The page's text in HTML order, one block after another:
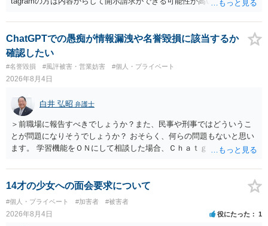
いでしょう。７月中にアカウントが削除されている場合、今から進め
ても失敗する可能性が高いように思われます。 相手を特定できた場
合、相手に全ての弁護士費用を負担させることは可能でしょうか？ →
訴訟外の交渉で相手方が認めれば負担させることができるでしょう。
訴訟で判決となった場合は、実際の弁護士費用が認められる場合と認
められない場合があり何ともいえないところでしょう。
ChatGPTでの愚痴が情報漏洩や名誉毀損に該当するか
確認したい
#名誉毀損 #風評被害・営業妨害 #個人・プライベート
2026年8月4日
白井 弘昭 弁護士
＞前職場に報告すべきでしょうか？また、民事や刑事ではどういうこ
とが問題になりそうでしょうか？ おそらく、何らの問題もないと思い
ます。 学習機能をＯＮにして相談した場合、Ｃｈａｔｇｐｔがｏｐｅ
する可能性がありますが、個人名や会社名を特定していない限り、一
般論として抽象化されて回答に織り込まれる可能性が生じるにすぎま
せんので、その情報自体が、秘密情報に当たるとは思えませんし、名
誉棄損として、個人や会社に対する誹謗中傷の不特定多数への公開に
当たるとも思われません。 もちろん、誰がその内容をｃｈａｔｇｐｔ
14才の少女への面会要求について
#個人・プライベート #加害者 #被害者
2026年8月4日 役にたった 1